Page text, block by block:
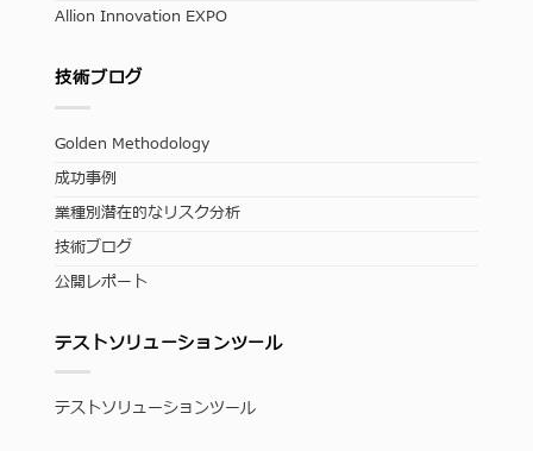
Allion Innovation EXPO
技術ブログ
Golden Methodology
成功事例
業種別潜在的なリスク分析
技術ブログ
公開レポート
テストソリューションツール
テストソリューションツール